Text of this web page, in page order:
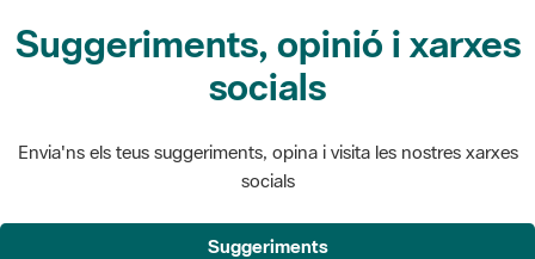
Suggeriments, opinió i xarxes
socials
Envia'ns els teus suggeriments, opina i visita les nostres xarxes
socials
Suggeriments